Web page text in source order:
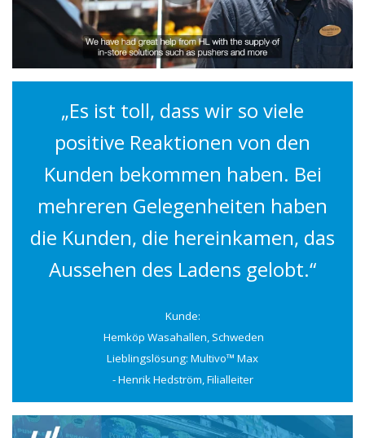
„Es ist toll, dass wir so viele
positive Reaktionen von den
Kunden bekommen haben. Bei
mehreren Gelegenheiten haben
die Kunden, die hereinkamen, das
Aussehen des Ladens gelobt.“
Kunde:
Hemköp Wasahallen, Schweden
Lieblingslösung: Multivo™ Max
- Henrik Hedström, Filialleiter